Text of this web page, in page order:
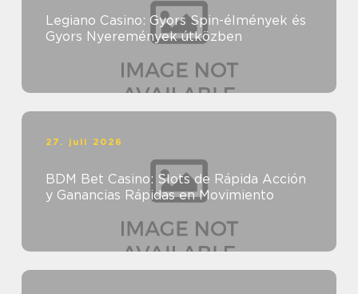
Legiano Casino: Gyors Spin-élmények és
Gyors Nyeremények útközben
27. juli 2026
BDM Bet Casino: Slots de Rápida Acción
y Ganancias Rápidas en Movimiento